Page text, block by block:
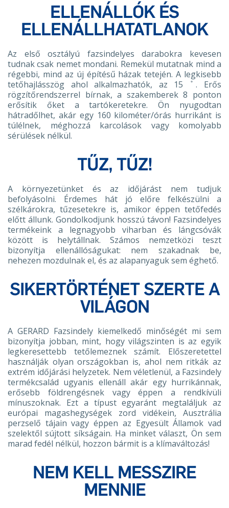
ELLENÁLLÓK ÉS
ELLENÁLLHATATLANOK
Az első osztályú fazsindelyes darabokra kevesen
tudnak csak nemet mondani. Remekül mutatnak mind a
régebbi, mind az új építésű házak tetején. A legkisebb
tetőhajlásszög ahol alkalmazhatók, az 15 ̊. Erős
rögzítőrendszerrel bírnak, a szakemberek 8 ponton
erősítik őket a tartókeretekre. Ön nyugodtan
hátradőlhet, akár egy 160 kilométer/órás hurrikánt is
túlélnek, méghozzá karcolások vagy komolyabb
sérülések nélkül.
TŰZ, TŰZ!
A környezetünket és az időjárást nem tudjuk
befolyásolni. Érdemes hát jó előre felkészülni a
szélkárokra, tűzesetekre is, amikor éppen tetőfedés
előtt állunk. Gondolkodjunk hosszú távon! Fazsindelyes
termékeink a legnagyobb viharban és lángcsóvák
között is helytállnak. Számos nemzetközi teszt
bizonyítja ellenállóságukat: nem szakadnak be,
nehezen mozdulnak el, és az alapanyaguk sem éghető.
SIKERTÖRTÉNET SZERTE A
VILÁGON
A GERARD Fazsindely kiemelkedő minőségét mi sem
bizonyítja jobban, mint, hogy világszinten is az egyik
legkeresettebb tetőlemeznek számít. Előszeretettel
használják olyan országokban is, ahol nem ritkák az
extrém időjárási helyzetek. Nem véletlenül, a Fazsindely
termékcsalád ugyanis ellenáll akár egy hurrikánnak,
erősebb földrengésnek vagy éppen a rendkívüli
mínuszoknak. Ezt a típust egyaránt megtaláljuk az
európai magashegységek zord vidékein, Ausztrália
perzselő tájain vagy éppen az Egyesült Államok vad
szelektől sújtott síkságain. Ha minket választ, Ön sem
marad fedél nélkül, hozzon bármit is a klímaváltozás!
NEM KELL MESSZIRE
MENNIE